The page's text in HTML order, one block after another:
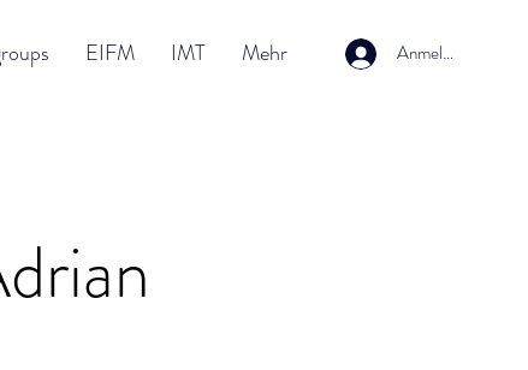
EIFM IMT Mehr Anmelden